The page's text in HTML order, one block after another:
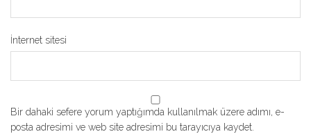
İnternet sitesi
Bir dahaki sefere yorum yaptığımda kullanılmak üzere adımı, e-
posta adresimi ve web site adresimi bu tarayıcıya kaydet.